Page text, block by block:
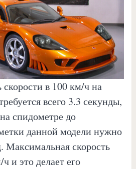
в 100 км/ч на
всего 3.3 секунды,
спидометре до
данной модели нужно
Максимальная скорость
и это делает его